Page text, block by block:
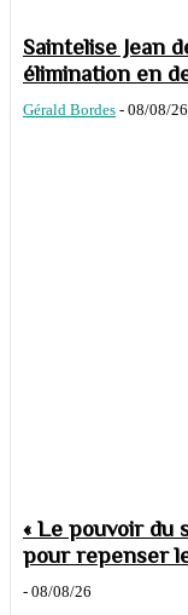
Saintelise Jean
élimination en
Gérald Bordes - 08/08/26
« Le pouvoir du
pour repenser
- 08/08/26